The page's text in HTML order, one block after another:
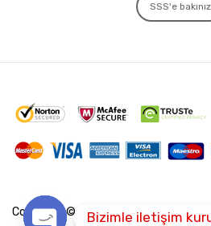
SSS'e bakınız
Copyright © 2022İxir SoftTüm
Bizimle iletişim